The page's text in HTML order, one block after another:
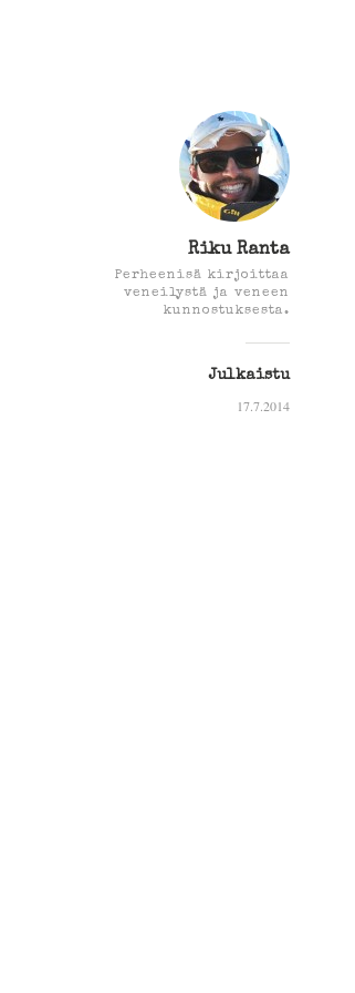
Riku Ranta
Perheenisä kirjoittaa
veneilystä ja veneen
kunnostuksesta.
Julkaistu
17.7.2014